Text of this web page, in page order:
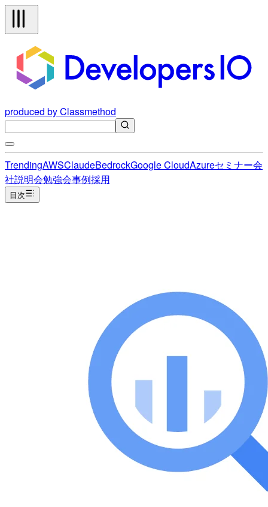
produced by Classmethod
TrendingAWSClaudeBedrockGoogle CloudAzureセミナー会
社説明会勉強会事例採用
目次